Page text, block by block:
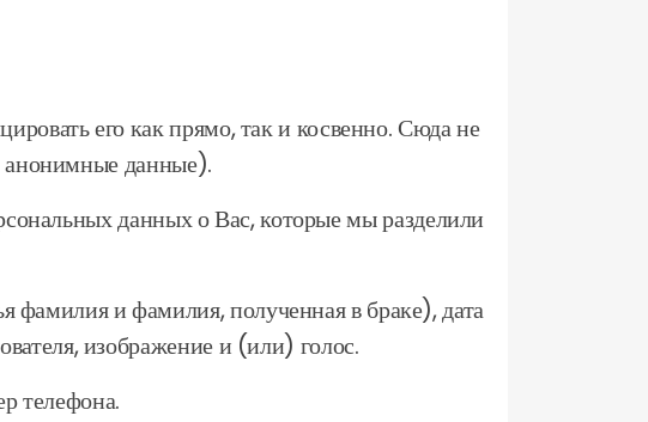
его как прямо, так и косвенно. Сюда не
анонимные данные).
данных о Вас, которые мы разделили
и фамилия, полученная в браке), дата
изображение и (или) голос.
телефона.